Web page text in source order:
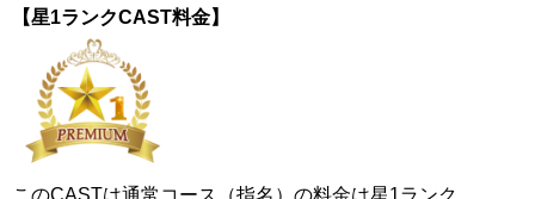
【星1ランクCAST料金】
このCASTは通常コース（指名）の料金は星1ランク